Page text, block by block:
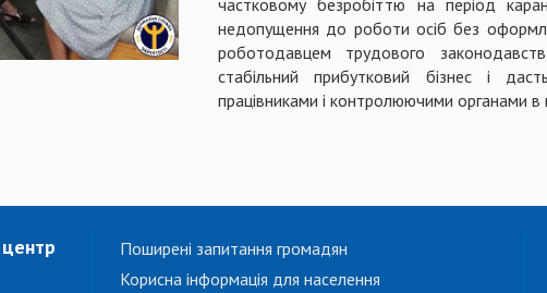
частковому безробіттю на період
недопущення до роботи осіб без
роботодавцем трудового
стабільний прибутковий бізнес і
працівниками і контролюючими органами
Поширені запитання громадян
Корисна інформація для населення